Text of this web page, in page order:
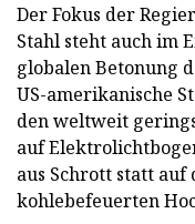
Der Fokus der
Stahl steht auch im
globalen Betonung
US-amerikanische
den weltweit
auf
aus Schrott statt
kohlebefeuerten